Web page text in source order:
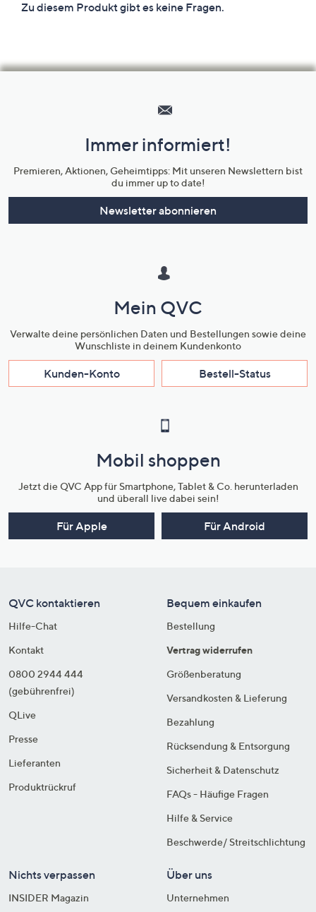
Unternehmensinformationen
Immer informiert!
Premieren, Aktionen, Geheimtipps: Mit unseren Newslettern bist
du immer up to date!
Newsletter abonnieren
Mein QVC
Verwalte deine persönlichen Daten und Bestellungen sowie deine
Wunschliste in deinem Kundenkonto
Kunden-Konto Bestell-Status
Mobil shoppen
Jetzt die QVC App für Smartphone, Tablet & Co. herunterladen
und überall live dabei sein!
Für Apple Für Android
QVC kontaktieren
Hilfe-Chat
Kontakt
0800 2944 444
(gebührenfrei)
QLive
Presse
Lieferanten
Produktrückruf
Bequem einkaufen
Bestellung
Vertrag widerrufen
Größenberatung
Versandkosten & Lieferung
Bezahlung
Rücksendung & Entsorgung
Sicherheit & Datenschutz
FAQs - Häufige Fragen
Hilfe & Service
Beschwerde/ Streitschlichtung
Nichts verpassen
INSIDER Magazin
Über uns
Unternehmen